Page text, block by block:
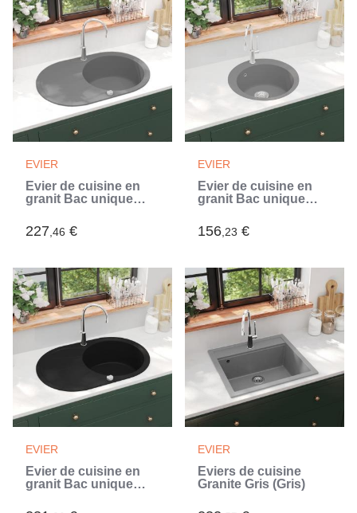
EVIER
Évier de cuisine en
granit Bac unique
227,46 €
EVIER
Évier de cuisine en
granit Bac unique
156,23 €
EVIER
Évier de cuisine en
granit Bac unique
EVIER
Éviers de cuisine
Granite Gris (Gris)